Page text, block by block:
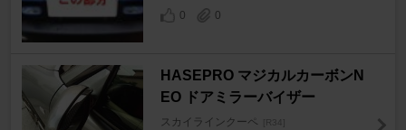
0
0
HASEPRO マジカルカーボンN
EO ドアミラーバイザー
スカイラインクーペ [R34]